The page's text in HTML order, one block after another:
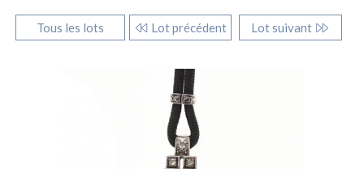
Tous les lots Lot précédent Lot suivant